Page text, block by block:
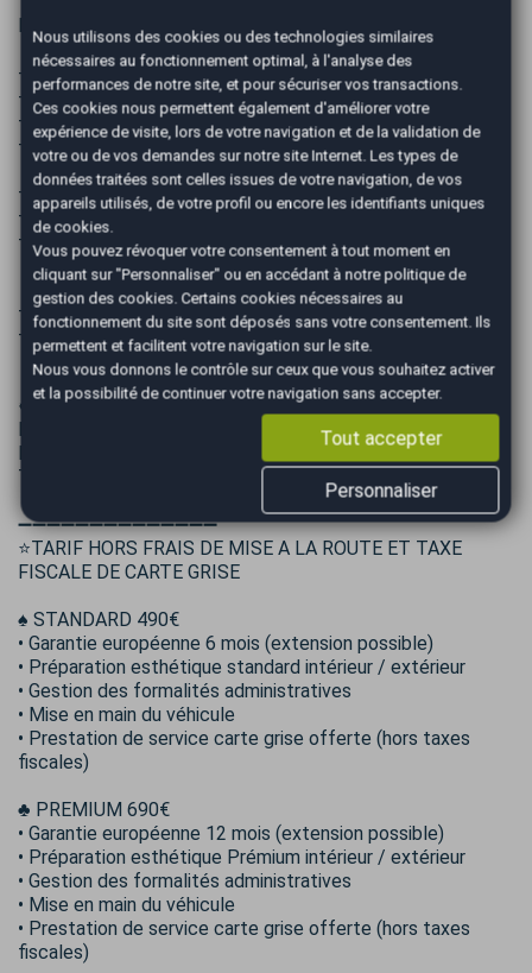
Les ➕
- TVA récupérable pour les professionnels
- 1ere main (rachat de l'ancien leasing par le locataire)
- 2 clés
- 4 Pneus OK
- Entretien à jour
- Révision et distribution fait pour la vente
- Contrôle technique ok
- Liste des options complète sur notre site
- Disponible immédiatement
♻️Similaire: Citroen Berlingo , Peugeot Partner Rifter,
Renault Kangoo Express , Mercedes Citan , Opel Combo
Life , Toyota ProAce City , Volkswagen Caddy , Ford
Tourneo Connect , Dacia Jogger Dokker ...
➖➖➖➖➖➖➖➖➖➖➖➖➖➖
⭐TARIF HORS FRAIS DE MISE A LA ROUTE ET TAXE
FISCALE DE CARTE GRISE
♠️ STANDARD 490€
• Garantie européenne 6 mois (extension possible)
• Préparation esthétique standard intérieur / extérieur
• Gestion des formalités administratives
• Mise en main du véhicule
• Prestation de service carte grise offerte (hors taxes
fiscales)
♣️ PREMIUM 690€
• Garantie européenne 12 mois (extension possible)
• Préparation esthétique Prémium intérieur / extérieur
• Gestion des formalités administratives
• Mise en main du véhicule
• Prestation de service carte grise offerte (hors taxes
fiscales)
Nous utilisons des cookies ou des technologies similaires
nécessaires au fonctionnement optimal, à l'analyse des
performances de notre site, et pour sécuriser vos transactions.
Ces cookies nous permettent également d'améliorer votre
expérience de visite, lors de votre navigation et de la validation de
votre ou de vos demandes sur notre site Internet. Les types de
données traitées sont celles issues de votre navigation, de vos
appareils utilisés, de votre profil ou encore les identifiants uniques
de cookies.
Vous pouvez révoquer votre consentement à tout moment en
cliquant sur "Personnaliser" ou en accédant à notre politique de
gestion des cookies. Certains cookies nécessaires au
fonctionnement du site sont déposés sans votre consentement. Ils
permettent et facilitent votre navigation sur le site.
Nous vous donnons le contrôle sur ceux que vous souhaitez activer
et la possibilité de continuer votre navigation sans accepter.
Tout accepter
Personnaliser